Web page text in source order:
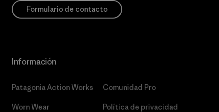
Formulario de contacto
Información
Patagonia Action Works
Worn Wear
Comunidad Pro
Política de privacidad